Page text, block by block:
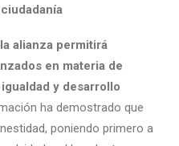
alianza permitirá
en materia de
y desarrollo
ha demostrado que
poniendo primero a